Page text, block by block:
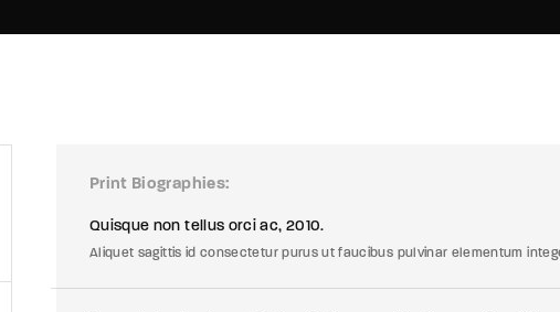
Print Biographies
Quisque non tellus orci ac, 2010.
Aliquet sagittis id consectetur purus ut faucibus pulvinar elementum